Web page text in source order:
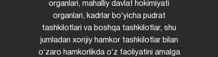
organlari, mahalliy davlat hokimiyati
organlari, kadrlar boʻyicha pudrat
tashkilotlari va boshqa tashkilotlar, shu
jumladan xorijiy hamkor tashkilotlar bilan
oʻzaro hamkorlikda oʻz faoliyatini amalga